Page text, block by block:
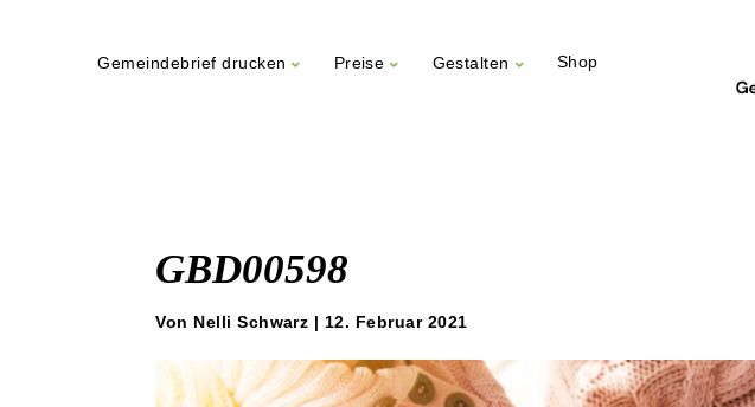
Gemeindebrief drucken Preise Gestalten Shop
GBD00598
Von Nelli Schwarz | 12. Februar 2021